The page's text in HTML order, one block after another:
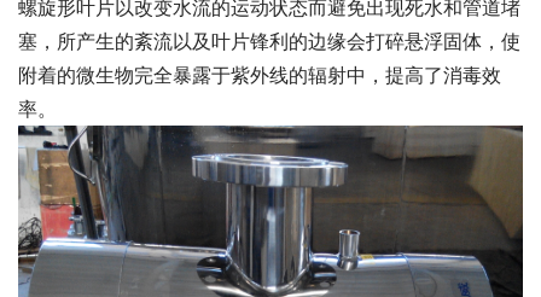
螺旋形叶片以改变水流的运动状态而避免出现死水和管道堵
塞，所产生的紊流以及叶片锋利的边缘会打碎悬浮固体，使
附着的微生物完全暴露于紫外线的辐射中，提高了消毒效
率。